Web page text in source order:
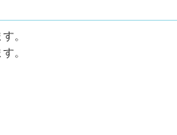
。
。